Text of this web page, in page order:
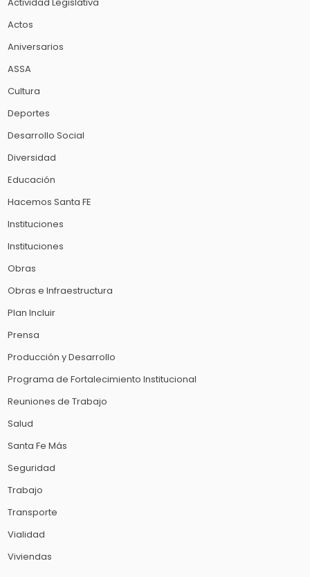
Actos
Aniversarios
ASSA
Cultura
Deportes
Desarrollo Social
Diversidad
Educación
Hacemos Santa FE
Instituciones
Instituciones
Obras
Obras e Infraestructura
Plan Incluir
Prensa
Producción y Desarrollo
Programa de Fortalecimiento Institucional
Reuniones de Trabajo
Salud
Santa Fe Más
Seguridad
Trabajo
Transporte
Vialidad
Viviendas